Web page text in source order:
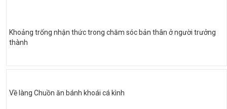
Khoảng trống nhận thức trong chăm sóc bản thân ở người trưởng
thành
Về làng Chuồn ăn bánh khoái cá kình